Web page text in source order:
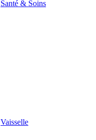
Santé & Soins
Vaisselle